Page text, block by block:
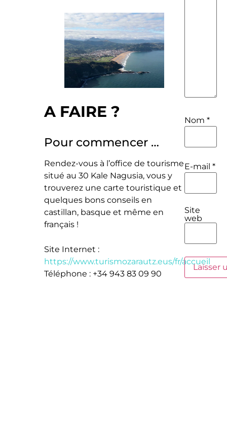
A FAIRE ?
Pour commencer …
Rendez-vous à l’office de tourisme
situé au 30 Kale Nagusia, vous y
trouverez une carte touristique et
quelques bons conseils en
castillan, basque et même en
français !
Site Internet :
https://www.turismozarautz.eus/fr/accueil
Téléphone : +34 943 83 09 90
Nom*
E-mail*
Site
web